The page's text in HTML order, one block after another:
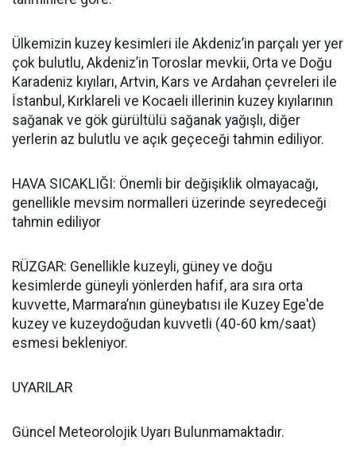
Ülkemizin kuzey kesimleri ile Akdeniz’in parçalı yer yer
çok bulutlu, Akdeniz’in Toroslar mevkii, Orta ve Doğu
Karadeniz kıyıları, Artvin, Kars ve Ardahan çevreleri ile
İstanbul, Kırklareli ve Kocaeli illerinin kuzey kıyılarının
sağanak ve gök gürültülü sağanak yağışlı, diğer
yerlerin az bulutlu ve açık geçeceği tahmin ediliyor.
HAVA SICAKLIĞI: Önemli bir değişiklik olmayacağı,
genellikle mevsim normalleri üzerinde seyredeceği
tahmin ediliyor
RÜZGAR: Genellikle kuzeyli, güney ve doğu
kesimlerde güneyli yönlerden hafif, ara sıra orta
kuvvette, Marmara’nın güneybatısı ile Kuzey Ege'de
kuzey ve kuzeydoğudan kuvvetli (40-60 km/saat)
esmesi bekleniyor.
UYARILAR
Güncel Meteorolojik Uyarı Bulunmamaktadır.